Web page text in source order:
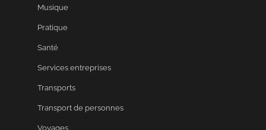
Musique
Pratique
Santé
Services entreprises
Transports
Transport de personnes
Voyages